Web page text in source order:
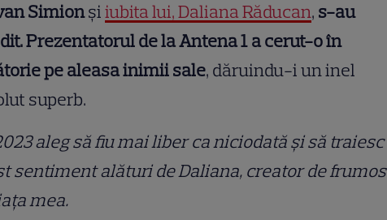
Simionșiiubita lui, Daliana Răducan, s-au
Prezentatorul de la Antena 1 a cerut-o în
pe aleasa inimii sale, dăruindu-i un inel
superb.
aleg să fiu mai liber ca niciodată și să traiesc
sentiment alături de Daliana, creator de frumos
mea.